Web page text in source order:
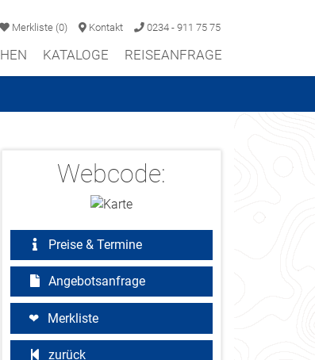
Merkliste (0) Kontakt 0234 - 911 75 75
KATALOGE REISEANFRAGE
Webcode:
Preise & Termine
Angebotsanfrage
Merkliste
zurück